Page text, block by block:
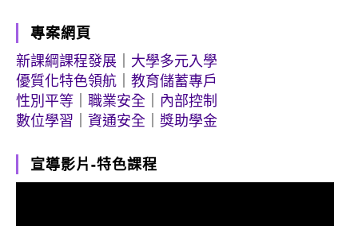
專案網頁
新課綱課程發展
大學多元入學
優質化特色領航
教育儲蓄專戶
性別平等
職業安全
內部控制
數位學習
資通安全 獎助學金
宣導影片-特色課程